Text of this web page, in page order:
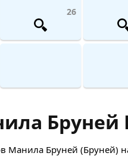
26
Бруней
Манила Бруней (Бруней)